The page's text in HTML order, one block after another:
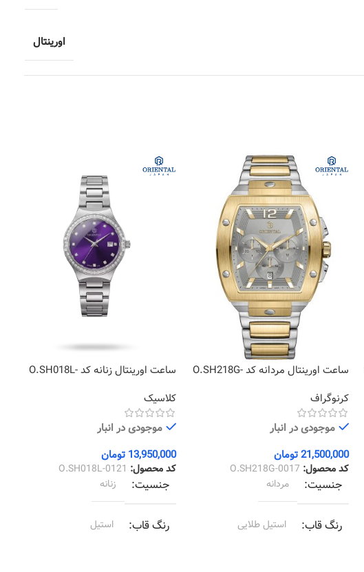
اورینتال
ساعت اورینتال مردانه کد O.SH218G-
کرنوگراف
موجودی در انبار
21,500,000تومان
کد محصول: O.SH218G-0017
جنسیت مردانه
رنگ قاب استیل طلایی
ساعت اورینتال زنانه کد O.SH018L-
کلاسیک
موجودی در انبار
13,950,000 تومان
کد محصول: O.SH018L-0121
جنسیت زنانه
رنگ قاب استیل